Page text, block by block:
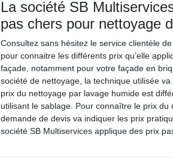
La société SB
pas chers pour nettoyage
Consultez sans hésitez le service clientèle
pour connaitre les différents prix qu’elle
façade, notamment pour votre façade en
société de nettoyage, la technique utilisée
prix du nettoyage par lavage humide est
utilisant le sablage. Pour connaître le prix du
demande de devis va indiquer les prix
société SB Multiservices applique des prix